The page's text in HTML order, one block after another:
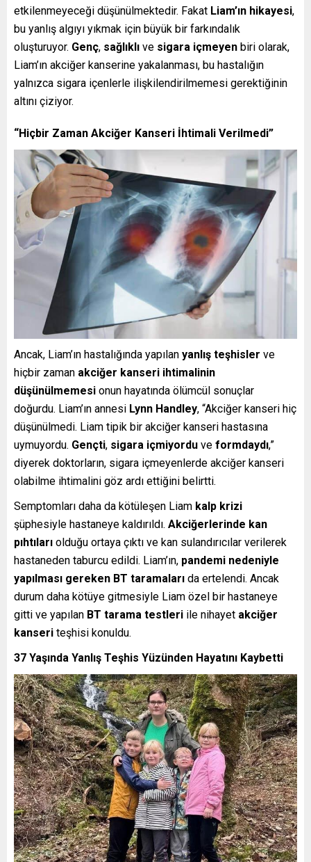
etkilenmeyeceği düşünülmektedir. Fakat Liam’ın hikayesi,
bu yanlış algıyı yıkmak için büyük bir farkındalık
oluşturuyor. Genç, sağlıklı ve sigara içmeyen biri olarak,
Liam’ın akciğer kanserine yakalanması, bu hastalığın
yalnızca sigara içenlerle ilişkilendirilmemesi gerektiğinin
altını çiziyor.
“Hiçbir Zaman Akciğer Kanseri İhtimali Verilmedi”
Ancak, Liam’ın hastalığında yapılan yanlış teşhisler ve
hiçbir zaman akciğer kanseri ihtimalinin
düşünülmemesi onun hayatında ölümcül sonuçlar
doğurdu. Liam’ın annesi Lynn Handley, “Akciğer kanseri hiç
düşünülmedi. Liam tipik bir akciğer kanseri hastasına
uymuyordu. Gençti, sigara içmiyordu ve formdaydı,”
diyerek doktorların, sigara içmeyenlerde akciğer kanseri
olabilme ihtimalini göz ardı ettiğini belirtti.
Semptomları daha da kötüleşen Liam kalp krizi
şüphesiyle hastaneye kaldırıldı. Akciğerlerinde kan
pıhtıları olduğu ortaya çıktı ve kan sulandırıcılar verilerek
hastaneden taburcu edildi. Liam’ın, pandemi nedeniyle
yapılması gereken BT taramaları da ertelendi. Ancak
durum daha kötüye gitmesiyle Liam özel bir hastaneye
gitti ve yapılan BT tarama testleri ile nihayet akciğer
kanseri teşhisi konuldu.
37 Yaşında Yanlış Teşhis Yüzünden Hayatını Kaybetti